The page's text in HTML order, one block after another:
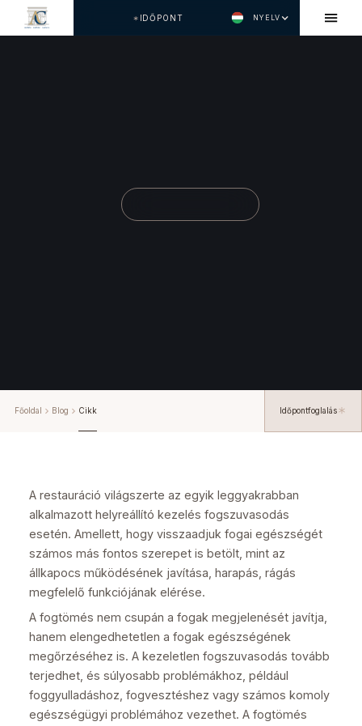
IDŐPONT NYELV
Főoldal Blog Cikk Időpontfoglalás
A restauráció világszerte az egyik leggyakrabban
alkalmazott helyreállító kezelés fogszuvasodás
esetén. Amellett, hogy visszaadjuk fogai egészségét
számos más fontos szerepet is betölt, mint az
állkapocs működésének javítása, harapás, rágás
megfelelő funkciójának elérése.
A fogtömés nem csupán a fogak megjelenését javítja,
hanem elengedhetetlen a fogak egészségének
megőrzéséhez is. A kezeletlen fogszuvasodás tovább
terjedhet, és súlyosabb problémákhoz, például
foggyulladáshoz, fogvesztéshez vagy számos komoly
egészségügyi problémához vezethet. A fogtömés